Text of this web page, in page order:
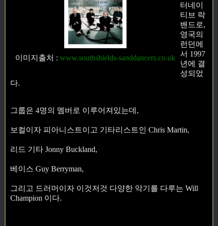
이미지출처 : www.southshields-sanddancers.co.uk
터네이
티브 락
밴드로,
영국의
런던에
서 1997
년에 결
성되었
다.
그룹은 4명의 멤버로 이루어져있는데,
보컬이자 피아니스트이고 기타리스트인 Chris Martin,
리드 기타 Jonny Buckland,
베이스 Guy Berryman,
그리고 드러머이자 이것저것 다양한 악기를 다루는 Will
Champion 이다.